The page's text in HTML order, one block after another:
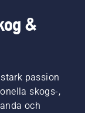
&
passion
skogs-,
och